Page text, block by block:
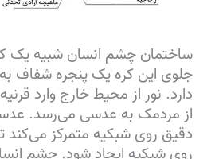
ساختمان چشم انسان شبیه یک
جلوی این کره یک پنجره شفاف به
دارد. نور از محیط خارج وارد
از مردمک به عدسی می‌رسد.
دقیق روی شبکیه متمرکز می‌کند